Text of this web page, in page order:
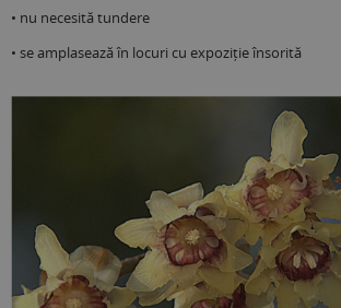
• nu necesită tundere
• se amplasează în locuri cu expoziție însorită